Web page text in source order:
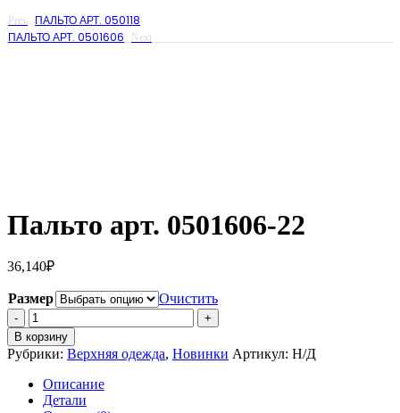
Prev
ПАЛЬТО АРТ. 050118
ПАЛЬТО АРТ. 0501606
Next
Пальто арт. 0501606-22
36,140₽
Размер
Очистить
Количество
Пальто
арт.
0501606-
В корзину
Рубрики: Верхняя одежда, Новинки Артикул: Н/Д
Описание
Детали